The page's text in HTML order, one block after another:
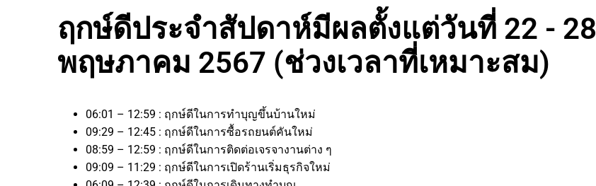
ฤกษ์ดีประจำสัปดาห์มีผลตั้งแต่วันที่ 22 - 28
พฤษภาคม 2567 (ช่วงเวลาที่เหมาะสม)
06:01 – 12:59 : ฤกษ์ดีในการทำบุญขึ้นบ้านใหม่
09:29 – 12:45 : ฤกษ์ดีในการซื้อรถยนต์คันใหม่
08:59 – 12:59 : ฤกษ์ดีในการติดต่อเจรจางานต่าง ๆ
09:09 – 11:29 : ฤกษ์ดีในการเปิดร้านเริ่มธุรกิจใหม่